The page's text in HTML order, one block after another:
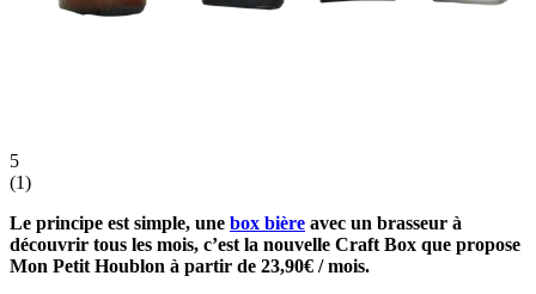
5
(1)
Le principe est simple, une box bière avec un brasseur à
découvrir tous les mois, c’est la nouvelle Craft Box que propose
Mon Petit Houblon à partir de 23,90€ / mois.